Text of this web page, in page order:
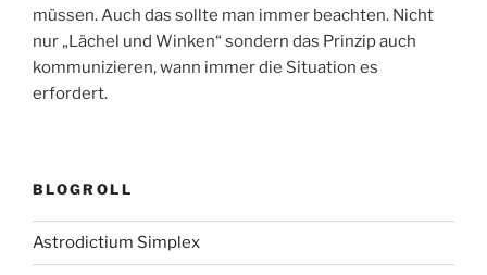
müssen. Auch das sollte man immer beachten. Nicht
nur „Lächel und Winken“ sondern das Prinzip auch
kommunizieren, wann immer die Situation es
erfordert.
BLOGROLL
Astrodictium Simplex